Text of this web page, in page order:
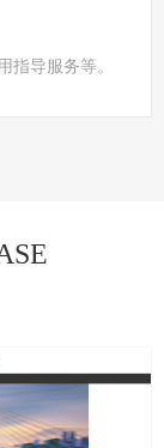
指导服务等。